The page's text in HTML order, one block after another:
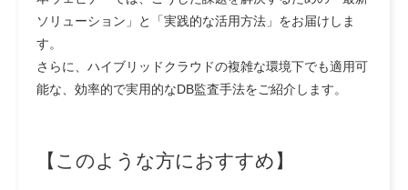
ソリューション」と「実践的な活用方法」をお届けしま
す。
さらに、ハイブリッドクラウドの複雑な環境下でも適用可
能な、効率的で実用的なDB監査手法をご紹介します。
【このような方におすすめ】